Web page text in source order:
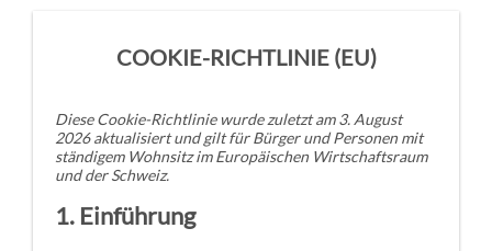
COOKIE-RICHTLINIE (EU)
Diese Cookie-Richtlinie wurde zuletzt am 3. August
2026 aktualisiert und gilt für Bürger und Personen mit
ständigem Wohnsitz im Europäischen Wirtschaftsraum
und der Schweiz.
1. Einführung